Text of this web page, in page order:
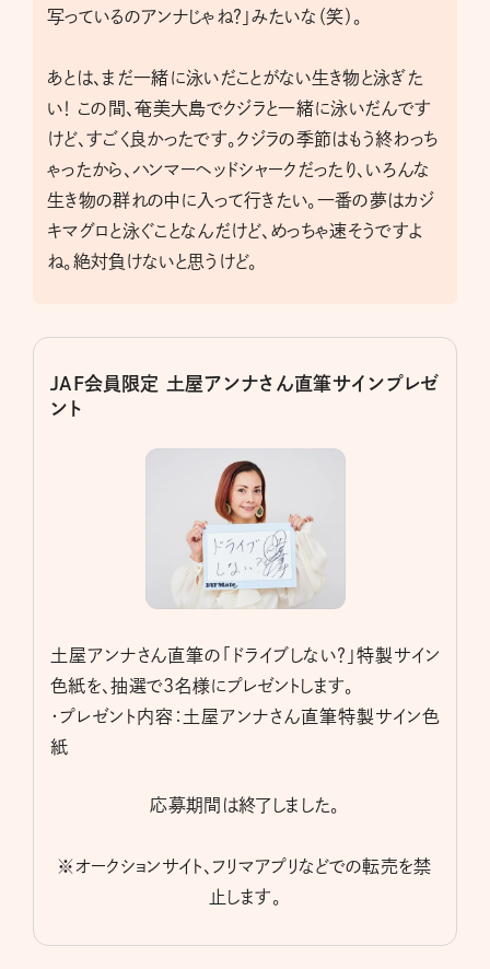
写っているのアンナじゃね？」みたいな（笑）。
あとは、まだ一緒に泳いだことがない生き物と泳ぎた
い！ この間、奄美大島でクジラと一緒に泳いだんです
けど、すごく良かったです。クジラの季節はもう終わっち
ゃったから、ハンマーヘッドシャークだったり、いろんな
生き物の群れの中に入って行きたい。一番の夢はカジ
キマグロと泳ぐことなんだけど、めっちゃ速そうですよ
ね。絶対負けないと思うけど。
JAF会員限定 土屋アンナさん直筆サインプレゼ
ント
土屋アンナさん直筆の「ドライブしない？」特製サイン
色紙を、抽選で3名様にプレゼントします。
・プレゼント内容：土屋アンナさん直筆特製サイン色
紙
応募期間は終了しました。
※オークションサイト、フリマアプリなどでの転売を禁
止します。